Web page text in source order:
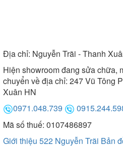
Địa chỉ: Nguyễn Trãi - Thanh
Hiện showroom đang sửa chữa, mọi giao dịch vui lòng
chuyển về địa chỉ: 247 Vũ Tông
Xuân HN
0971.048.739
Mã số thuế: 0107486897
Giới thiệu 522 Nguyễn Trãi Bản